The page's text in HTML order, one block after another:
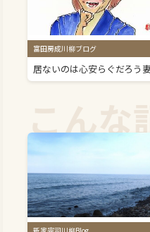
富田房成川柳ブログ
居ないのは心安らぐだろう
こんな